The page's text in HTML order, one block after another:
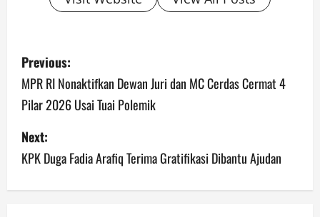
P
o
s
t
n
Previous:
MPR RI Nonaktifkan Dewan Juri dan MC Cerdas Cermat 4
Pilar 2026 Usai Tuai Polemik
Next:
KPK Duga Fadia Arafiq Terima Gratifikasi Dibantu Ajudan